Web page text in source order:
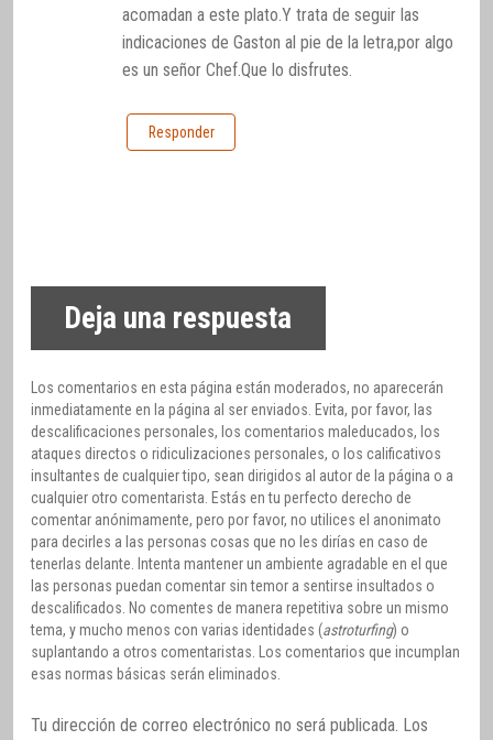
acomadan a este plato.Y trata de seguir las
indicaciones de Gaston al pie de la letra,por algo
es un señor Chef.Que lo disfrutes.
Responder
Deja una respuesta
Los comentarios en esta página están moderados, no aparecerán
inmediatamente en la página al ser enviados. Evita, por favor, las
descalificaciones personales, los comentarios maleducados, los
ataques directos o ridiculizaciones personales, o los calificativos
insultantes de cualquier tipo, sean dirigidos al autor de la página o a
cualquier otro comentarista. Estás en tu perfecto derecho de
comentar anónimamente, pero por favor, no utilices el anonimato
para decirles a las personas cosas que no les dirías en caso de
tenerlas delante. Intenta mantener un ambiente agradable en el que
las personas puedan comentar sin temor a sentirse insultados o
descalificados. No comentes de manera repetitiva sobre un mismo
tema, y mucho menos con varias identidades (astroturfing) o
suplantando a otros comentaristas. Los comentarios que incumplan
esas normas básicas serán eliminados.
Tu dirección de correo electrónico no será publicada. Los